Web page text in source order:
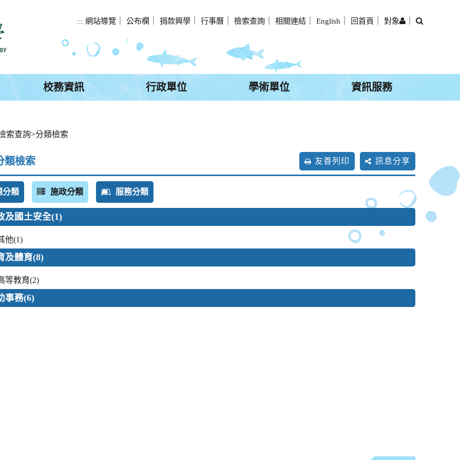
::: 網站導覽 公布欄 捐款興學 行事曆 檢索查詢 相關連結 English 回首頁 對象
校務資訊 行政單位 學術單位 資訊服務
索查詢>分類檢索
類檢索 友善列印 訊息分享
分類 施政分類 服務分類
及國土安全(1)
他(1)
及體育(8)
等教育(2)
事務(6)